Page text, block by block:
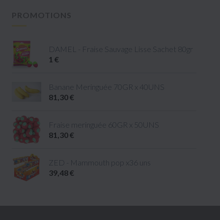
DAMEL - Fraise Sauvage Lisse Sachet 80gr
1 €
Banane Meringuée 70GR x 40UNS
81,30 €
Fraise meringuée 60GR x 50UNS
81,30 €
ZED - Mammouth pop x36 uns
39,48 €